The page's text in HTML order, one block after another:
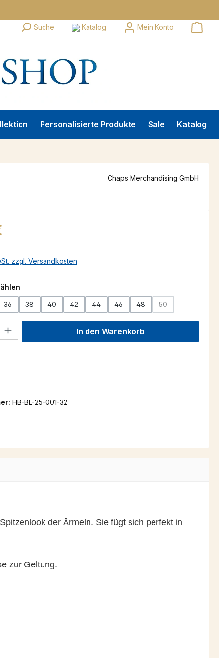
Suche Katalog Mein Konto
Personalisierte Produkte Sale Katalog
Chaps Merchandising GmbH
zzgl. Versandkosten
auswählen
36 38 40 42 44 46 48 50
Gib den gewünschten Wert ein oder benutze die Schaltflächen
In den Warenkorb
HB-BL-25-001-32
der Ärmeln. Sie fügt sich perfekt in
zur Geltung.